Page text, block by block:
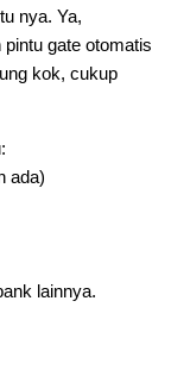
nya. Ya,
gate otomatis
kok, cukup
ada)
lainnya.